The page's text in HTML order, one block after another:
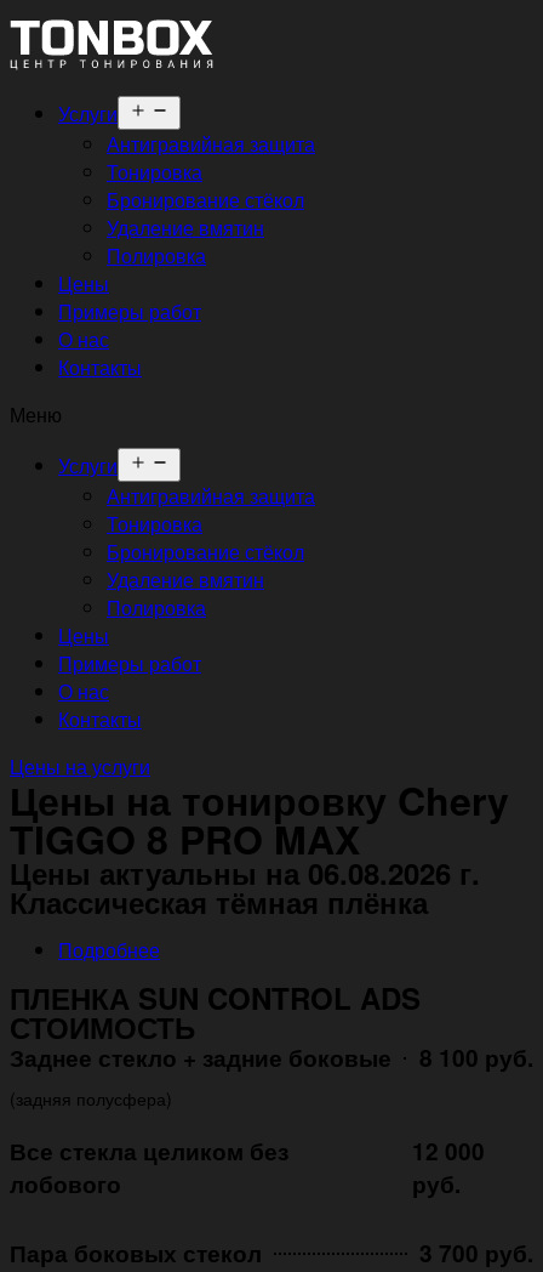
Услуги
меню
Антигравийная защита
Тонировка
Бронирование стёкол
Удаление вмятин
Полировка
Цены
Примеры работ
О нас
Контакты
Меню
Услуги
меню
Антигравийная защита
Тонировка
Бронирование стёкол
Удаление вмятин
Полировка
Цены
Примеры работ
О нас
Контакты
Цены на услуги
Цены на тонировку Chery
TIGGO 8 PRO MAX
Цены актуальны на 06.08.2026 г.
Классическая тёмная плёнка
Подробнее
ПЛЕНКА SUN CONTROL ADS
СТОИМОСТЬ
Заднее стекло + задние боковые 8 100 руб.
(задняя полусфера)
Все стекла целиком без
лобового
12 000
руб.
Пара боковых стекол 3 700 руб.